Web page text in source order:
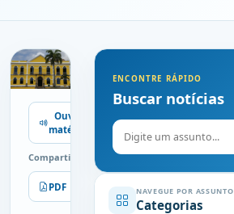
Ouvir
matéria
Compartilhe
PDF Imprimir
ENCONTRE RÁPIDO
Buscar notícias
Digite o assunto
NAVEGUE POR ASSUNTO
Categorias